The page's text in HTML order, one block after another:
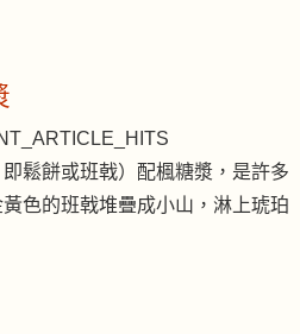
鬆餅或班戟）配楓糖漿，是許多
色的班戟堆疊成小山，淋上琥珀